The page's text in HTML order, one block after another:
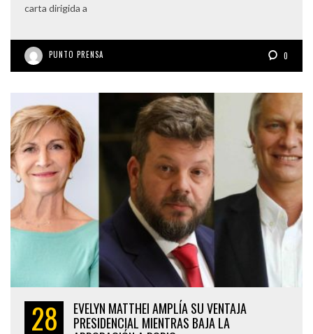
carta dirigida a
PUNTO PRENSA 0
28
EVELYN MATTHEI AMPLÍA SU VENTAJA
PRESIDENCIAL MIENTRAS BAJA LA